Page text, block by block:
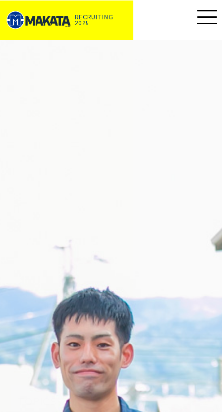
RECRUITING
2025
・募集要項
・Q&A
MAKATAをもっと知りたい方へ
イベント情報や1Dayお仕事体験などの情報をお送りします。
CONTACT
もっと話を聞いてみたい